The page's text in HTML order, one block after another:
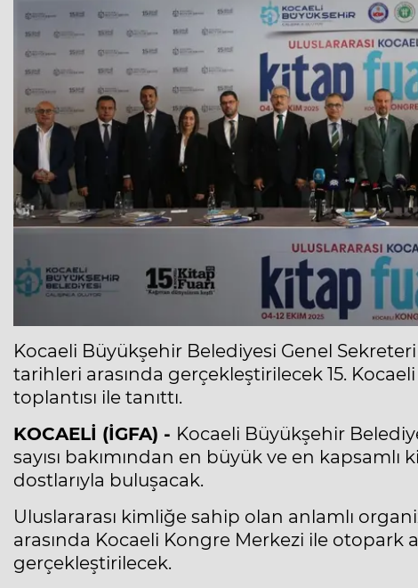
Kocaeli Büyükşehir Belediyesi Genel Sekreteri
tarihleri arasında gerçekleştirilecek 15. Kocaeli
toplantısı ile tanıttı.
KOCAELİ (İGFA) - Kocaeli Büyükşehir
sayısı bakımından en büyük ve en kapsamlı
dostlarıyla buluşacak.
Uluslararası kimliğe sahip olan anlamlı
arasında Kocaeli Kongre Merkezi ile otopark
gerçekleştirilecek.